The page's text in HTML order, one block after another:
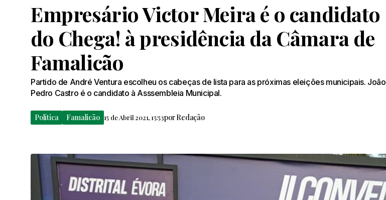
Empresário Victor Meira é o candidato
do Chega! à presidência da Câmara de
Famalicão
Partido de André Ventura escolheu os cabeças de lista para as próximas eleições municipais. João
Pedro Castro é o candidato à Asssembleia Municipal.
Política Famalicão 15 de Abril 2021, 15:53porRedação